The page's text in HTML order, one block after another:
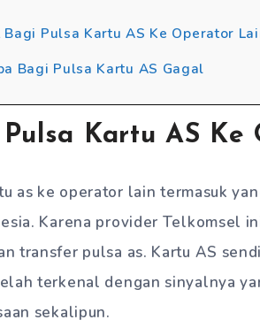
Pulsa Kartu AS Ke Operator
Bagi Pulsa Kartu AS Gagal
Kartu AS Ke
as ke operator lain termasuk
Karena provider Telkomsel
transfer pulsa as. Kartu AS
terkenal dengan sinyalnya
sekalipun.